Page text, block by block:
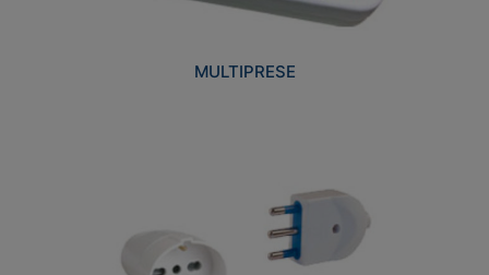
MULTIPRESE